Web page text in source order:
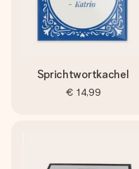
Sprichtwortkachel
€ 14,99